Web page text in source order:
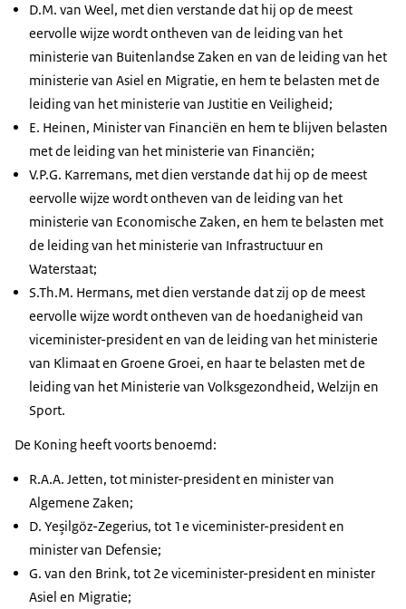
D.M. van Weel, met dien verstande dat hij op de meest
eervolle wijze wordt ontheven van de leiding van het
ministerie van Buitenlandse Zaken en van de leiding van het
ministerie van Asiel en Migratie, en hem te belasten met de
leiding van het ministerie van Justitie en Veiligheid;
E. Heinen, Minister van Financiën en hem te blijven belasten
met de leiding van het ministerie van Financiën;
V.P.G. Karremans, met dien verstande dat hij op de meest
eervolle wijze wordt ontheven van de leiding van het
ministerie van Economische Zaken, en hem te belasten met
de leiding van het ministerie van Infrastructuur en
Waterstaat;
S.Th.M. Hermans, met dien verstande dat zij op de meest
eervolle wijze wordt ontheven van de hoedanigheid van
viceminister-president en van de leiding van het ministerie
van Klimaat en Groene Groei, en haar te belasten met de
leiding van het Ministerie van Volksgezondheid, Welzijn en
Sport.
De Koning heeft voorts benoemd:
R.A.A. Jetten, tot minister-president en minister van
Algemene Zaken;
D. Yeşilgöz-Zegerius, tot 1e viceminister-president en
minister van Defensie;
G. van den Brink, tot 2e viceminister-president en minister
Asiel en Migratie;